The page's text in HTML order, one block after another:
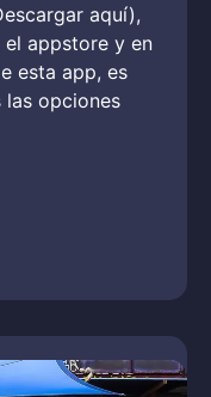
aquí),
el appstore y en
esta app, es
opciones